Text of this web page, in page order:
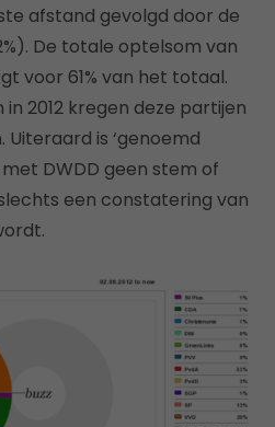
afstand gevolgd door de
De totale optelsom van
voor 61% van het totaal.
in 2012 kregen deze partijen
is ‘genoemd
DWDD geen stem of
een constatering van